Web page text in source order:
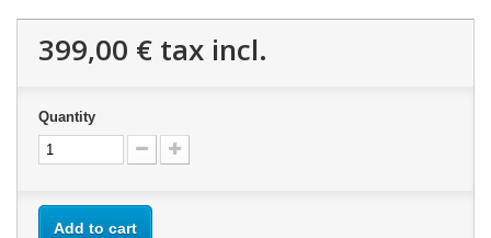
399,00 € tax incl.
Quantity
Add to cart